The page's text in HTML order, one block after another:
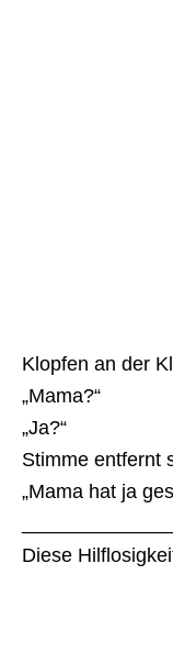
Klopfen an der
„Mama?“
„Ja?“
Stimme entfernt
„Mama hat ja
Diese